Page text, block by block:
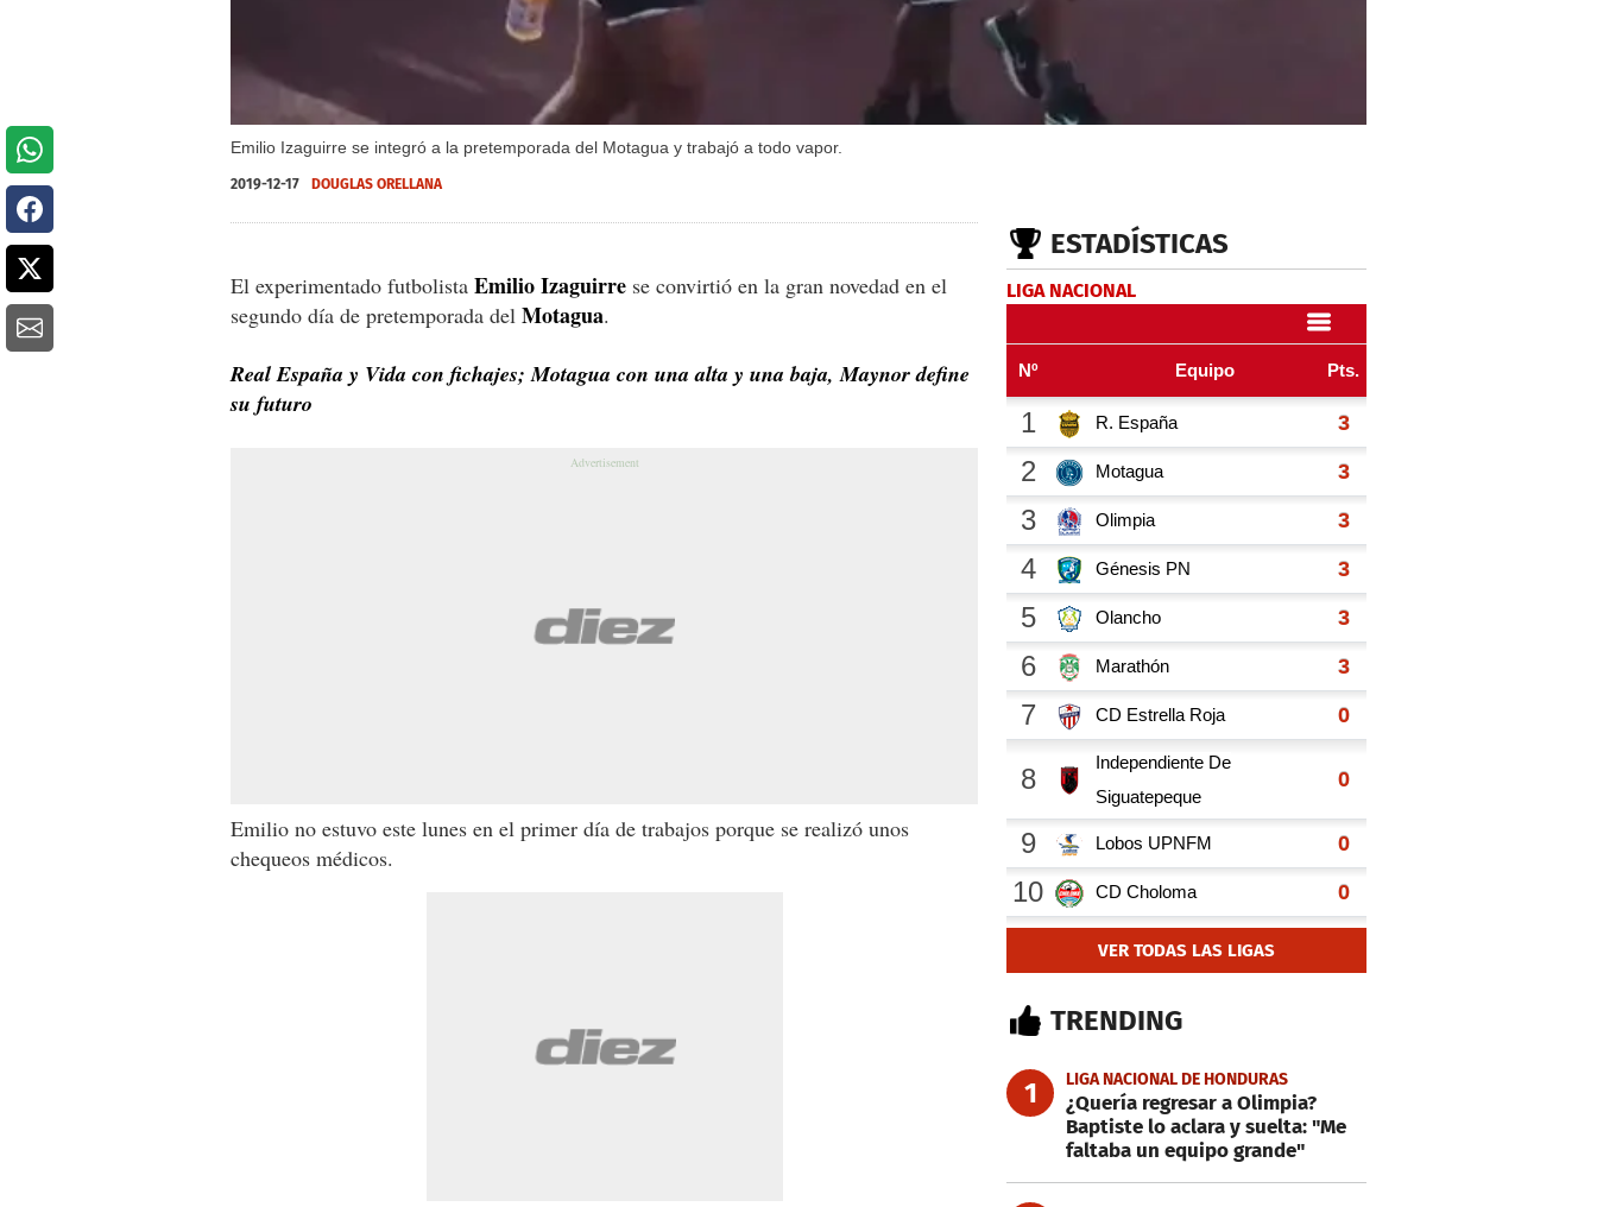
Emilio Izaguirre se integró a la pretemporada del Motagua y trabajó a todo vapor.
2019-12-17 DOUGLAS ORELLANA
El experimentado futbolista Emilio Izaguirre se convirtió en la gran novedad en el
segundo día de pretemporada del Motagua.
Real España y Vida con fichajes; Motagua con una alta y una baja, Maynor define
su futuro
Emilio no estuvo este lunes en el primer día de trabajos porque se realizó unos
chequeos médicos.
ESTADÍSTICAS
LIGA NACIONAL
VER TODAS LAS LIGAS
TRENDING
1 LIGA NACIONAL DE HONDURAS
¿Quería regresar a Olimpia?
Baptiste lo aclara y suelta: "Me
faltaba un equipo grande"